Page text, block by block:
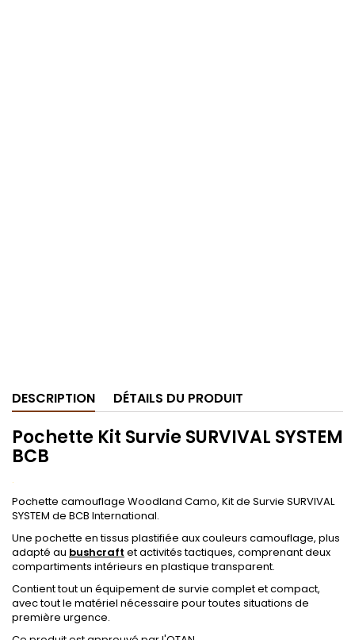
DESCRIPTION DÉTAILS DU PRODUIT
Pochette Kit Survie SURVIVAL SYSTEM
BCB
.
Pochette camouflage Woodland Camo, Kit de Survie SURVIVAL
SYSTEM de BCB International.
Une pochette en tissus plastifiée aux couleurs camouflage, plus
adapté au bushcraft et activités tactiques, comprenant deux
compartiments intérieurs en plastique transparent.
Contient tout un équipement de survie complet et compact,
avec tout le matériel nécessaire pour toutes situations de
première urgence.